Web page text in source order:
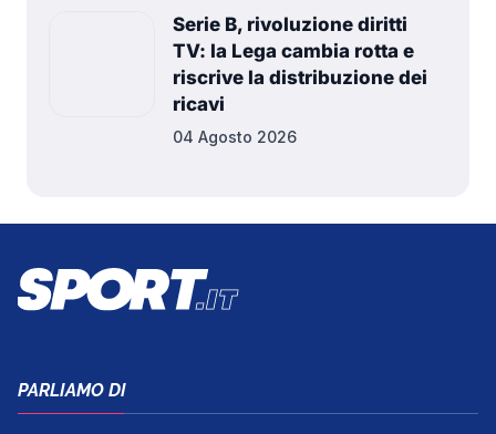
Serie B, rivoluzione diritti
TV: la Lega cambia rotta e
riscrive la distribuzione dei
ricavi
04 Agosto 2026
PARLIAMO DI